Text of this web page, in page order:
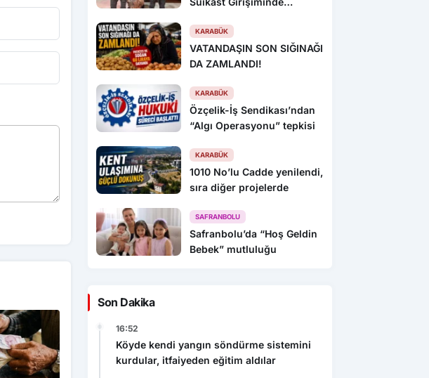
Sonra Yakalandı!
KARABÜK
VATANDAŞIN SON SIĞINAĞI
DA ZAMLANDI!
KARABÜK
Özçelik-İş Sendikası’ndan
“Algı Operasyonu” tepkisi
KARABÜK
1010 No’lu Cadde yenilendi,
sıra diğer projelerde
SAFRANBOLU
Safranbolu’da “Hoş Geldin
Bebek” mutluluğu
Son Dakika
16:52
Köyde kendi yangın söndürme sistemini
kurdular, itfaiyeden eğitim aldılar